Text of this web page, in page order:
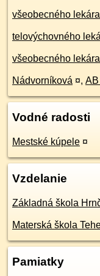
všeobecného
telovýchovného
všeobecného
Nádvorníková ¤, AB
Vodné radosti
Mestské kúpele ¤
Vzdelanie
Základná škola
Materská škola
Pamiatky